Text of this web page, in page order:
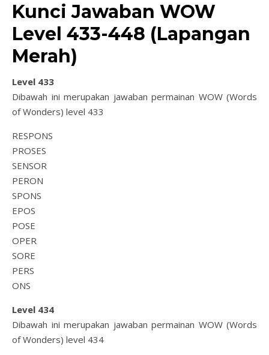
Kunci Jawaban WOW
Level 433-448 (Lapangan
Merah)
Level 433
Dibawah ini merupakan jawaban permainan WOW (Words
of Wonders) level 433
RESPONS
PROSES
SENSOR
PERON
SPONS
EPOS
POSE
OPER
SORE
PERS
ONS
Level 434
Dibawah ini merupakan jawaban permainan WOW (Words
of Wonders) level 434